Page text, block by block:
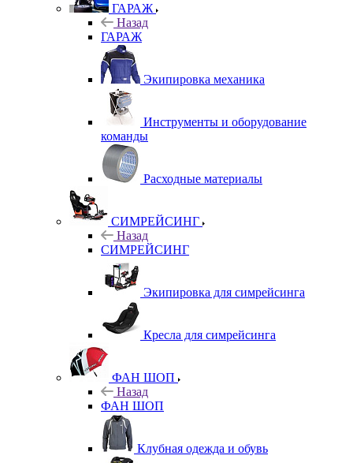
ГАРАЖ
Назад
ГАРАЖ
Экипировка механика
Инструменты и оборудование
команды
Расходные материалы
СИМРЕЙСИНГ
Назад
СИМРЕЙСИНГ
Экипировка для симрейсинга
Кресла для симрейсинга
ФАН ШОП
Назад
ФАН ШОП
Клубная одежда и обувь